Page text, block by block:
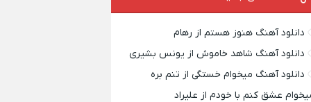
دانلود آهنگ هنوز هستم از رهام
دانلود آهنگ شاهد خاموش از یونس بشیری
دانلود آهنگ میخوام خستگی از تنم بره
عشق کنم با خودم از علیراد